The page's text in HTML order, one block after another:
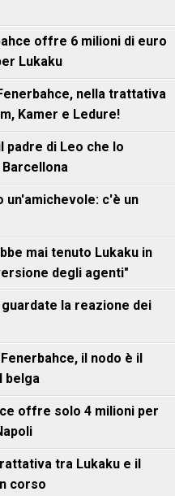
offre 6 milioni di euro
Lukaku
nella trattativa
Kamer e Ledure!
padre di Leo che lo
un'amichevole: c'è un
mai tenuto Lukaku in
degli agenti"
guardate la reazione dei
il nodo è il
belga
offre solo 4 milioni per
tra Lukaku e il
corso